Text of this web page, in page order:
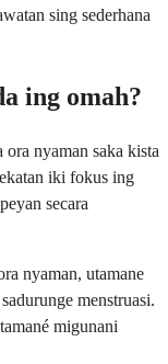
sing sederhana
ing omah?
ora nyaman saka kista
iki fokus ing
secara
nyaman, utamane
menstruasi.
migunani